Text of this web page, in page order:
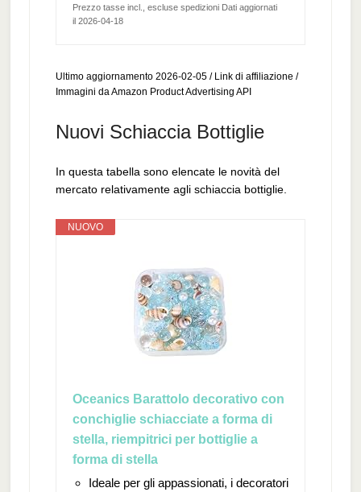
Prezzo tasse incl., escluse spedizioni Dati aggiornati
il 2026-04-18
Ultimo aggiornamento 2026-02-05 / Link di affiliazione /
Immagini da Amazon Product Advertising API
Nuovi Schiaccia Bottiglie
In questa tabella sono elencate le novità del
mercato relativamente agli schiaccia bottiglie.
NUOVO
Oceanics Barattolo decorativo con
conchiglie schiacciate a forma di
stella, riempitrici per bottiglie a
forma di stella
Ideale per gli appassionati, i decoratori